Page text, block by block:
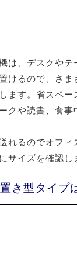
は、デスクや
けるので、さ
ます。省スペ
クや読書、食
れるのでオフ
サイズを確認し
置き型タイプ